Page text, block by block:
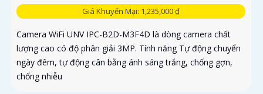
Giá Khuyến Mại: 1,235,000 ₫
Camera WiFi UNV IPC-B2D-M3F4D là dòng camera chất
lượng cao có độ phân giải 3MP. Tính năng Tự động chuyển
ngày đêm, tự động cân bằng ánh sáng trắng, chống gợn,
chống nhiễu